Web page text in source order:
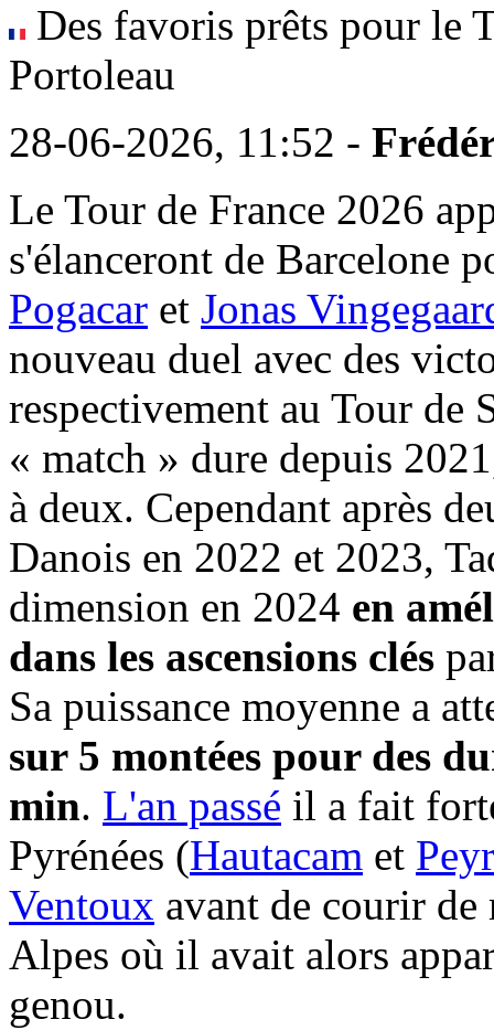
Des favoris prêts pour le
Portoleau
28-06-2026, 11:52 -
Le Tour de France 2026
s'élanceront de Barcelone
Pogacar et Jonas
nouveau duel avec des
respectivement au Tour de
« match » dure depuis
à deux. Cependant après
Danois en 2022 et 2023,
dimension en 2024 en
dans les ascensions clés
Sa puissance moyenne a
sur 5 montées pour des
min. L'an passé il a fait
Pyrénées (Hautacam et
Ventoux avant de courir de
Alpes où il avait alors
genou.